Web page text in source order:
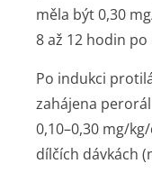
měla být 0,30
8 až 12 hodin
Po indukci
zahájena
0,10–0,30 mg/
dílčích dávkách